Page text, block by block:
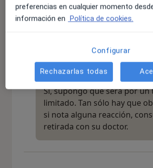
¿Mi hija de 7 años puede tomar
RESPUESTA DEL PROFESIONAL:
Sí, supongo que será por un
limitado. Tan sólo hay que
si nota alguna reacción,
retirada con su doctor.
preferencias en cualquier momento
información en Política de cookies.
Configurar
Rechazarlas todas